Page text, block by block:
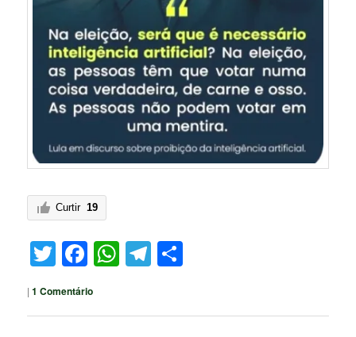
Curtir 19
Twitter
Facebook
WhatsApp
Telegram
|1 Comentário